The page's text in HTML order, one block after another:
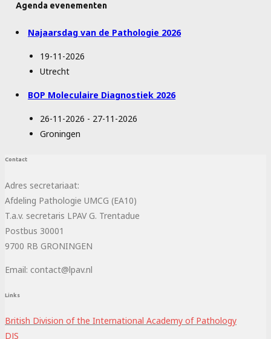
Agenda evenementen
Najaarsdag van de Pathologie 2026
19-11-2026
Utrecht
BOP Moleculaire Diagnostiek 2026
26-11-2026 - 27-11-2026
Groningen
Contact
Adres secretariaat:
Afdeling Pathologie UMCG (EA10)
T.a.v. secretaris LPAV G. Trentadue
Postbus 30001
9700 RB GRONINGEN
Email: contact@lpav.nl
Links
British Division of the International Academy of Pathology
DJS